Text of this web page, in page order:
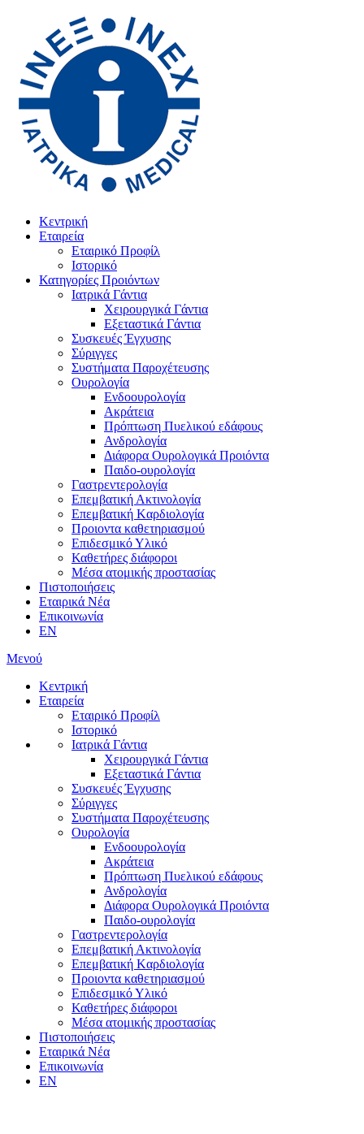
Κεντρική
Εταιρεία
Εταιρικό Προφίλ
Ιστορικό
Κατηγορίες Προιόντων
Ιατρικά Γάντια
Χειρουργικά Γάντια
Εξεταστικά Γάντια
Συσκευές Έγχυσης
Σύριγγες
Συστήματα Παροχέτευσης
Ουρολογία
Ενδοουρολογία
Ακράτεια
Πρόπτωση Πυελικού εδάφους
Ανδρολογία
Διάφορα Ουρολογικά Προιόντα
Παιδο-ουρολογία
Γαστρεντερολογία
Επεμβατική Ακτινολογία
Επεμβατική Kαρδιολογία
Προιοντα καθετηριασμού
Επιδεσμικό Υλικό
Καθετήρες διάφοροι
Μέσα ατομικής προστασίας
Πιστοποιήσεις
Εταιρικά Νέα
Επικοινωνία
EN
Μενού
Κεντρική
Εταιρεία
Εταιρικό Προφίλ
Ιστορικό
Ιατρικά Γάντια
Χειρουργικά Γάντια
Εξεταστικά Γάντια
Συσκευές Έγχυσης
Σύριγγες
Συστήματα Παροχέτευσης
Ουρολογία
Ενδοουρολογία
Ακράτεια
Πρόπτωση Πυελικού εδάφους
Ανδρολογία
Διάφορα Ουρολογικά Προιόντα
Παιδο-ουρολογία
Γαστρεντερολογία
Επεμβατική Ακτινολογία
Επεμβατική Kαρδιολογία
Προιοντα καθετηριασμού
Επιδεσμικό Υλικό
Καθετήρες διάφοροι
Μέσα ατομικής προστασίας
Πιστοποιήσεις
Εταιρικά Νέα
Επικοινωνία
EN